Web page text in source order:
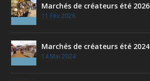
Marchés de créateurs été 2026
11 Fév 2026
Marchés de créateurs été 2024
14 Mai 2024